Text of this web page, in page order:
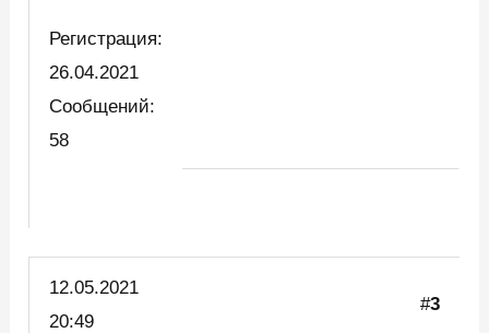
Регистрация:
26.04.2021
Сообщений:
58
12.05.2021
20:49
#3